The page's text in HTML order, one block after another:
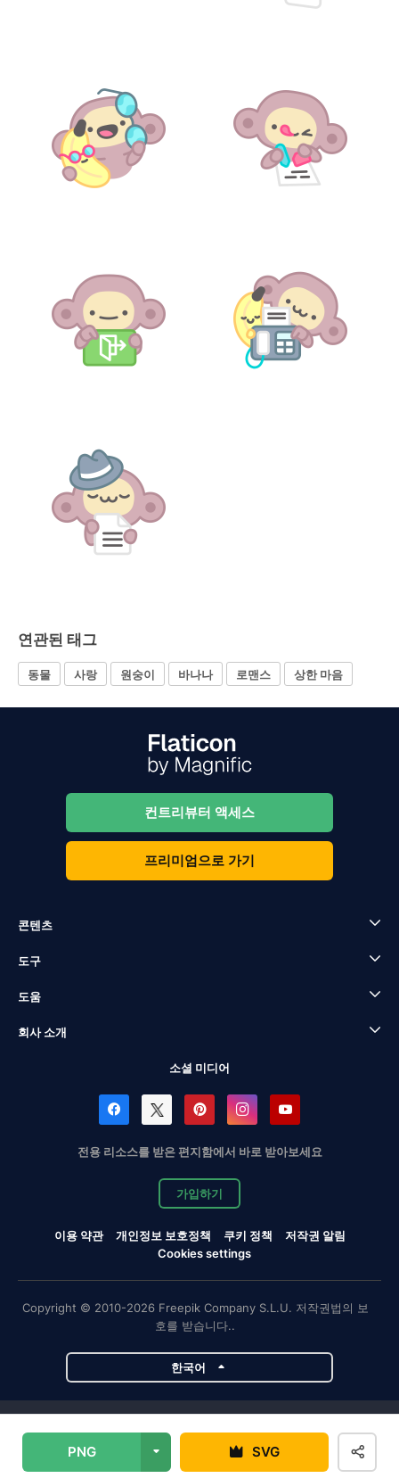
PNG SVG
연관된 태그
동물 사랑 원숭이 바나나 로맨스 상한 마음
컨트리뷰터 액세스
프리미엄으로 가기
콘텐츠
도구
도움
회사 소개
소셜 미디어
전용 리소스를 받은 편지함에서 바로 받아보세요
가입하기
이용 약관 개인정보 보호정책 쿠키 정책
저작권 알림
Cookies settings
Copyright © 2010-2026 Freepik Company S.L.U. 저작권법의 보
호를 받습니다..
한국어